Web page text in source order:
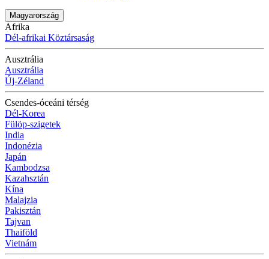
Magyarország
Afrika
Dél-afrikai Köztársaság
Ausztrália
Ausztrália
Új-Zéland
Csendes-óceáni térség
Dél-Korea
Fülöp-szigetek
India
Indonézia
Japán
Kambodzsa
Kazahsztán
Kína
Malajzia
Pakisztán
Tajvan
Thaiföld
Vietnám